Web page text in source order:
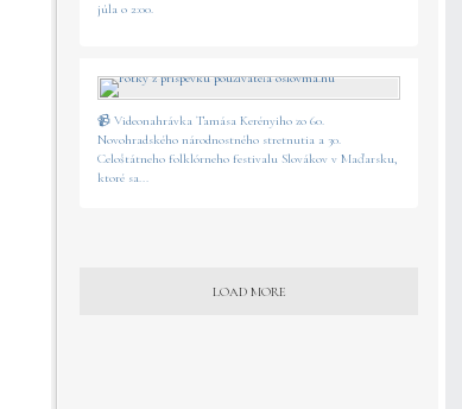
júla o 2:00.
📹 Videonahrávka Tamása Kerényiho zo 60.
Novohradského národnostného stretnutia a 30.
Celoštátneho folklórneho festivalu Slovákov v Maďarsku,
ktoré sa...
LOAD MORE